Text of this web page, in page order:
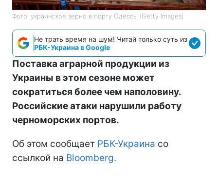
Фото: украинское зерно в порту Одессы (Getty Images)
Не трать время на шум! Читай только суть из
РБК-Украина в Google
Поставка аграрной продукции из
Украины в этом сезоне может
сократиться более чем наполовину.
Российские атаки нарушили работу
черноморских портов.
Об этом сообщает РБК-Украина со
ссылкой на Bloomberg.